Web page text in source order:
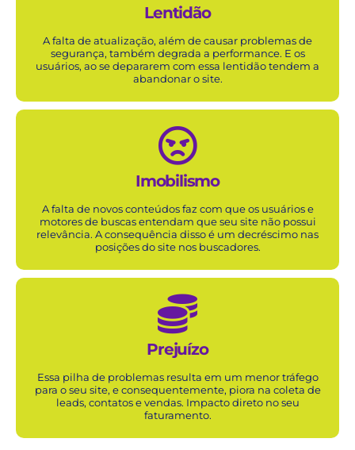
Lentidão
A falta de atualização, além de causar problemas de
segurança, também degrada a performance. E os
usuários, ao se depararem com essa lentidão tendem a
abandonar o site.
Imobilismo
A falta de novos conteúdos faz com que os usuários e
motores de buscas entendam que seu sitenão possui
relevância. A consequência disso é um decréscimo nas
posições do sitenos buscadores.
Prejuízo
Essa pilha de problemas resulta em um menor tráfego
para o seu site, e consequentemente, piora na coleta de
leads, contatos e vendas. Impacto direto no seu
faturamento.